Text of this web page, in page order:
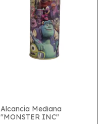
Alcancía Mediana
"MONSTER INC"